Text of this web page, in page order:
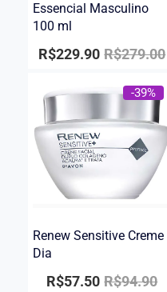
Essencial Masculino
100 ml
R$279.00
R$229.90
-39%
Renew Sensitive Creme
Dia
R$94.90
R$57.50